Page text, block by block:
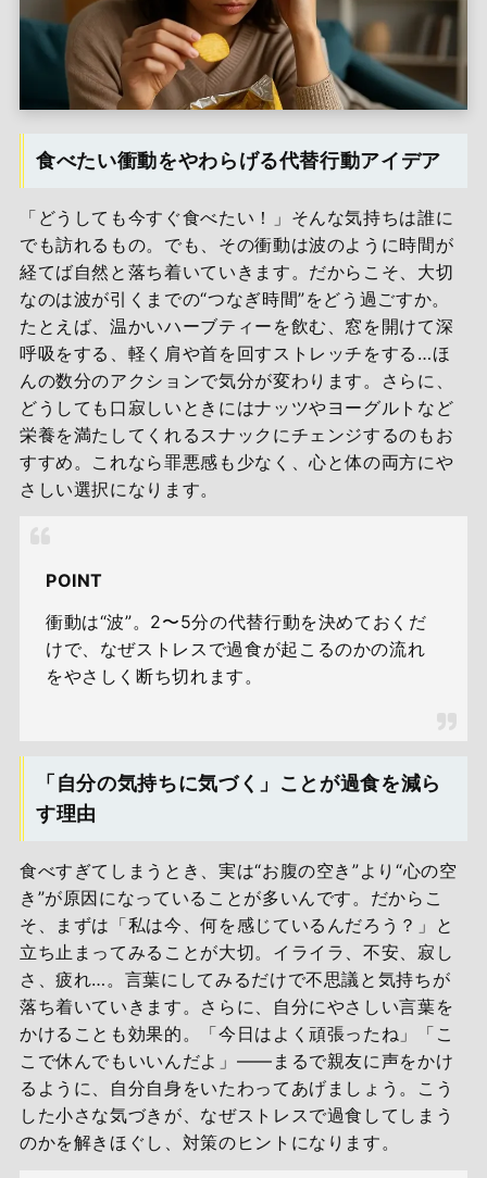
食べたい衝動をやわらげる代替行動アイデア
「どうしても今すぐ食べたい！」そんな気持ちは誰に
でも訪れるもの。でも、その衝動は波のように時間が
経てば自然と落ち着いていきます。だからこそ、大切
なのは波が引くまでの“つなぎ時間”をどう過ごすか。
たとえば、温かいハーブティーを飲む、窓を開けて深
呼吸をする、軽く肩や首を回すストレッチをする…ほ
んの数分のアクションで気分が変わります。さらに、
どうしても口寂しいときにはナッツやヨーグルトなど
栄養を満たしてくれるスナックにチェンジするのもお
すすめ。これなら罪悪感も少なく、心と体の両方にや
さしい選択になります。
POINT
衝動は“波”。2〜5分の代替行動を決めておくだ
けで、なぜストレスで過食が起こるのかの流れ
をやさしく断ち切れます。
「自分の気持ちに気づく」ことが過食を減ら
す理由
食べすぎてしまうとき、実は“お腹の空き”より“心の空
き”が原因になっていることが多いんです。だからこ
そ、まずは「私は今、何を感じているんだろう？」と
立ち止まってみることが大切。イライラ、不安、寂し
さ、疲れ…。言葉にしてみるだけで不思議と気持ちが
落ち着いていきます。さらに、自分にやさしい言葉を
かけることも効果的。「今日はよく頑張ったね」「こ
こで休んでもいいんだよ」――まるで親友に声をかけ
るように、自分自身をいたわってあげましょう。こう
した小さな気づきが、なぜストレスで過食してしまう
のかを解きほぐし、対策のヒントになります。